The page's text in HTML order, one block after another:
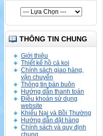
THÔNG TIN CHUNG
Giới thiệu
Thiết kế hồ cá koi
Chính sách giao hàng,
vận chuyển
Thông tin bán buôn
Hướng dẫn thanh toán
Điều khoản sử dụng
website
Khiếu Nại và Bồi Thường
Hướng dẫn đặt hàng
Chính sách và quy định
chung